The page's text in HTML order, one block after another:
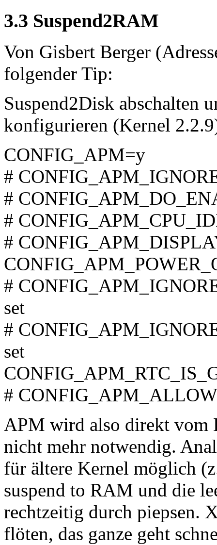
3.3 Suspend2RAM
Von Gisbert Berger
folgender Tip:
Suspend2Disk abschalten
konfigurieren (Kernel
CONFIG_APM=y
#
#
#
#
#
set
#
set
#
APM wird also direkt vom
nicht mehr notwendig.
für ältere Kernel möglich
suspend to RAM und die
rechtzeitig durch piepsen.
flöten, das ganze geht